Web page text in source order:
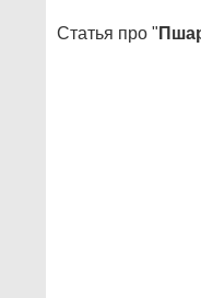
Статья про "